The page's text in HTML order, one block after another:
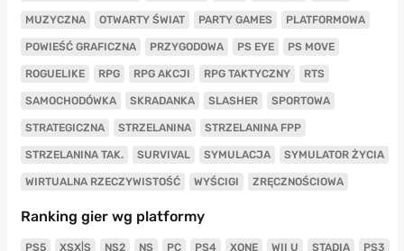
MUZYCZNA OTWARTY ŚWIAT PARTY GAMES PLATFORMOWA
POWIEŚĆ GRAFICZNA PRZYGODOWA PS EYE PS MOVE
ROGUELIKE RPG RPG AKCJI RPG TAKTYCZNY RTS
SAMOCHODÓWKA SKRADANKA SLASHER SPORTOWA
STRATEGICZNA STRZELANINA STRZELANINA FPP
STRZELANINA TAK. SURVIVAL SYMULACJA SYMULATOR ŻYCIA
WIRTUALNA RZECZYWISTOŚĆ WYŚCIGI ZRĘCZNOŚCIOWA
Ranking gier wg platformy
PS5 XSX|S NS2 NS PC PS4 XONE WII U STADIA PS3